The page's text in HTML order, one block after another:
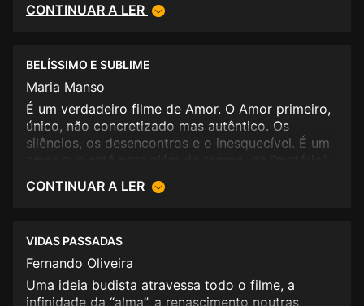
CONTINUAR A LER
BELÍSSIMO E SUBLIME
Maria Manso
É um verdadeiro filme de Amor. O Amor primeiro,
único, não concretizado mas autêntico. Os
silêncios, os desencontros e o inesquecível. É um
(que mata os verdadeiros amores) intocáveis e
por isso sempre lembrados. É o amor que
Boas representações... é o sublime que nos toca
na alma, como o romance "O Amor nos tempos de
cólera" de Gabriel Garcia Marquez.
CONTINUAR A LER
VIDAS PASSADAS
Fernando Oliveira
Uma ideia budista atravessa todo o filme, a
infinidade da “alma”, a renascimento noutras